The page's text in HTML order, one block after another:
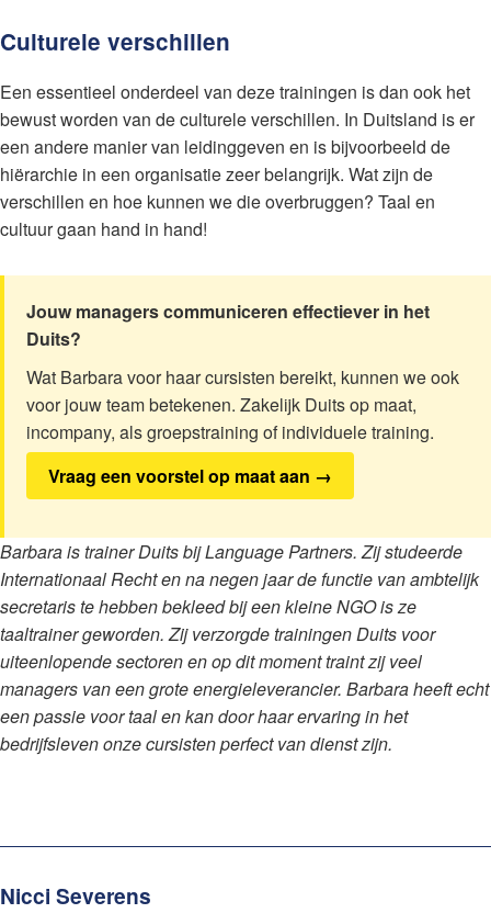
Culturele verschillen
Een essentieel onderdeel van deze trainingen is dan ook het
bewust worden van de culturele verschillen. In Duitsland is er
een andere manier van leidinggeven en is bijvoorbeeld de
hiërarchie in een organisatie zeer belangrijk. Wat zijn de
verschillen en hoe kunnen we die overbruggen? Taal en
cultuur gaan hand in hand!
Jouw managers communiceren effectiever in het
Duits?
Wat Barbara voor haar cursisten bereikt, kunnen we ook
voor jouw team betekenen. Zakelijk Duits op maat,
incompany, als groepstraining of individuele training.
Vraag een voorstel op maat aan →
Barbara is trainer Duits bij Language Partners. Zij studeerde
Internationaal Recht en na negen jaar de functie van ambtelijk
secretaris te hebben bekleed bij een kleine NGO is ze
taaltrainer geworden. Zij verzorgde trainingen Duits voor
uiteenlopende sectoren en op dit moment traint zij veel
managers van een grote energieleverancier. Barbara heeft echt
een passie voor taal en kan door haar ervaring in het
bedrijfsleven onze cursisten perfect van dienst zijn.
Nicci Severens